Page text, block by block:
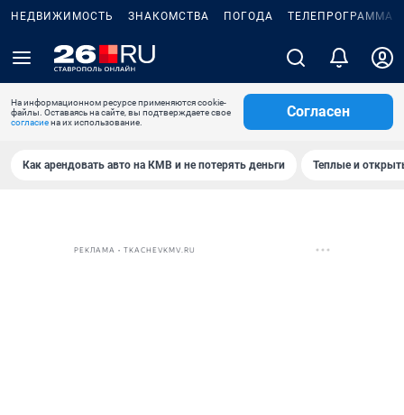
НЕДВИЖИМОСТЬ ЗНАКОМСТВА ПОГОДА ТЕЛЕПРОГРАММА
На информационном ресурсе применяются cookie-
файлы. Оставаясь на сайте, вы подтверждаете свое
согласиена их использование.
Согласен
Как арендовать авто на КМВ и не потерять деньги Теплые и
РЕКЛАМА • TKACHEVKMV.RU